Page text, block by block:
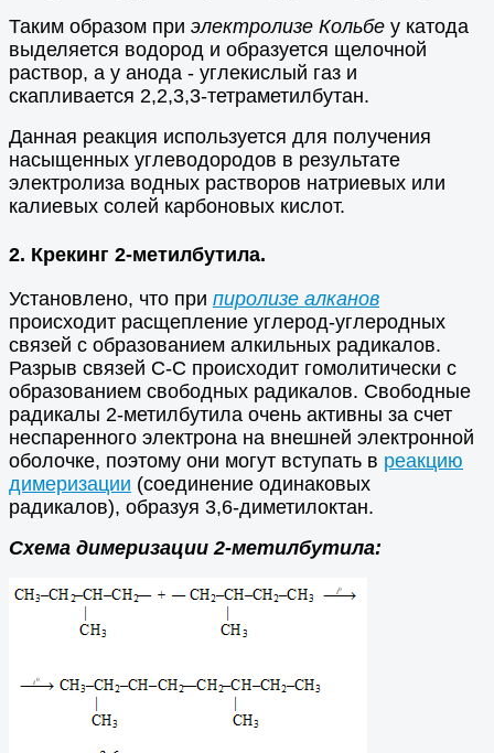
Таким образом при электролизе Кольбе у катода
выделяется водород и образуется щелочной
раствор, а у анода - углекислый газ и
скапливается 2,2,3,3-тетраметилбутан.
Данная реакция используется для получения
насыщенных углеводородов в результате
электролиза водных растворов натриевых или
калиевых солей карбоновых кислот.
2. Крекинг 2-метилбутила.
Установлено, что при пиролизе алканов
происходит расщепление углерод-углеродных
связей с образованием алкильных радикалов.
Разрыв связей С-С происходит гомолитически с
образованием свободных радикалов. Свободные
радикалы 2-метилбутила очень активны за счет
неспаренного электрона на внешней электронной
оболочке, поэтому они могут вступать в реакцию
димеризации (соединение одинаковых
радикалов), образуя 3,6-диметилоктан.
Схема димеризации 2-метилбутила: